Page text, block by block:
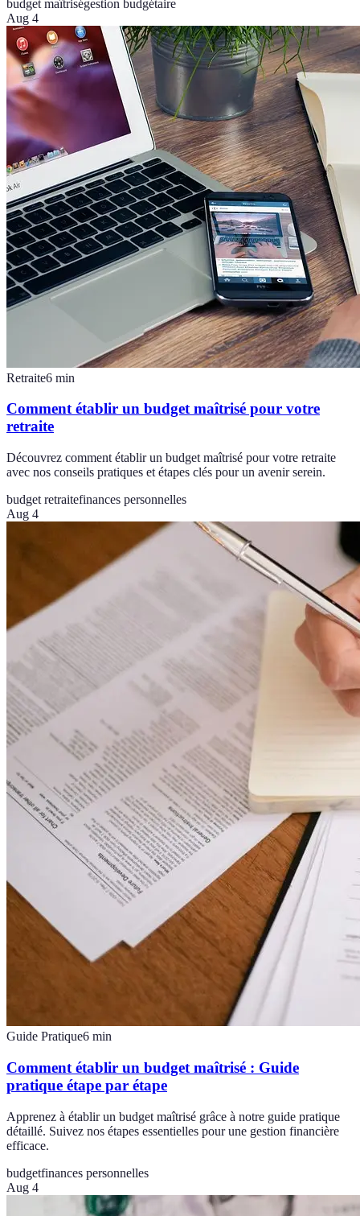
budget maîtriségestion budgétaire
Aug 4
Retraite6 min
Comment établir un budget maîtrisé pour votre
retraite
Découvrez comment établir un budget maîtrisé pour votre retraite
avec nos conseils pratiques et étapes clés pour un avenir serein.
budget retraitefinances personnelles
Aug 4
Guide Pratique6 min
Comment établir un budget maîtrisé : Guide
pratique étape par étape
Apprenez à établir un budget maîtrisé grâce à notre guide pratique
détaillé. Suivez nos étapes essentielles pour une gestion financière
efficace.
budgetfinances personnelles
Aug 4